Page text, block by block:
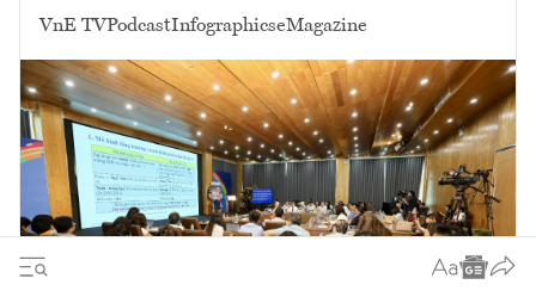
VnE TVPodcastInfographicseMagazine